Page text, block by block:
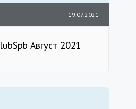
19.07.2021
Август 2021